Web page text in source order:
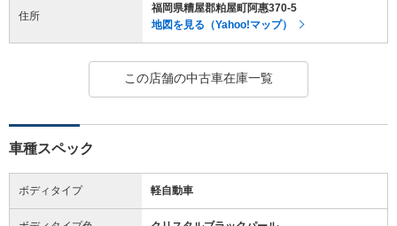
住所
福岡県糟屋郡粕屋町阿惠370-5
地図を見る（Yahoo!マップ）
この店舗の中古車在庫一覧
車種スペック
ボディタイプ 軽自動車